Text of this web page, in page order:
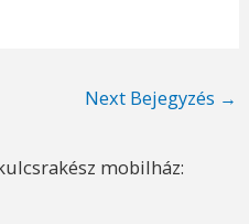
Next Bejegyzés →
mobilház: